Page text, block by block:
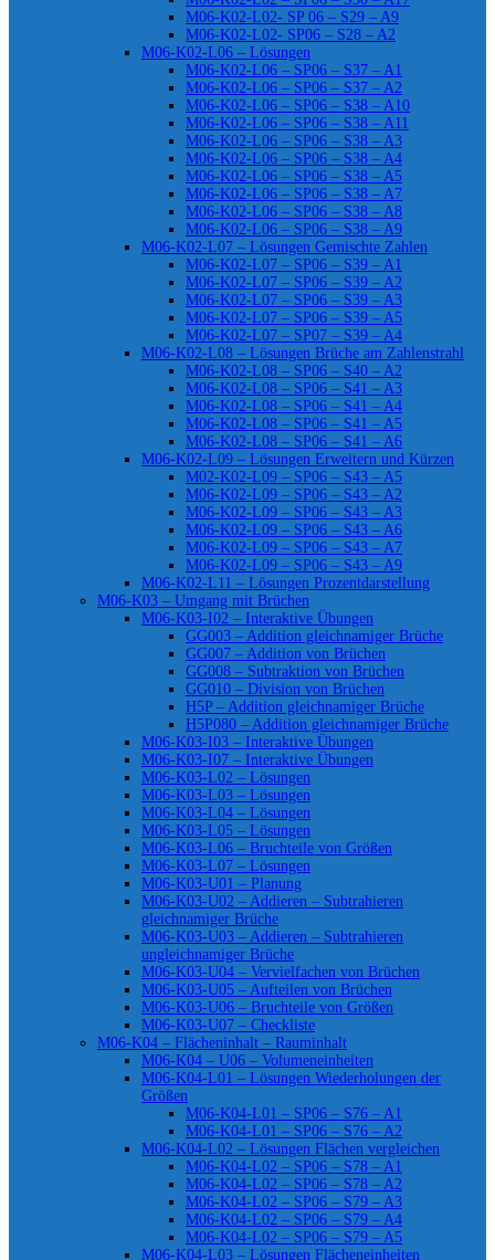
M06-K02-L02- SP 06 – S29 – A9
M06-K02-L02- SP06 – S28 – A2
M06-K02-L06 – Lösungen
M06-K02-L06 – SP06 – S37 – A1
M06-K02-L06 – SP06 – S37 – A2
M06-K02-L06 – SP06 – S38 – A10
M06-K02-L06 – SP06 – S38 – A11
M06-K02-L06 – SP06 – S38 – A3
M06-K02-L06 – SP06 – S38 – A4
M06-K02-L06 – SP06 – S38 – A5
M06-K02-L06 – SP06 – S38 – A7
M06-K02-L06 – SP06 – S38 – A8
M06-K02-L06 – SP06 – S38 – A9
M06-K02-L07 – Lösungen Gemischte Zahlen
M06-K02-L07 – SP06 – S39 – A1
M06-K02-L07 – SP06 – S39 – A2
M06-K02-L07 – SP06 – S39 – A3
M06-K02-L07 – SP06 – S39 – A5
M06-K02-L07 – SP07 – S39 – A4
M06-K02-L08 – Lösungen Brüche am Zahlenstrahl
M06-K02-L08 – SP06 – S40 – A2
M06-K02-L08 – SP06 – S41 – A3
M06-K02-L08 – SP06 – S41 – A4
M06-K02-L08 – SP06 – S41 – A5
M06-K02-L08 – SP06 – S41 – A6
M06-K02-L09 – Lösungen Erweitern und Kürzen
M02-K02-L09 – SP06 – S43 – A5
M06-K02-L09 – SP06 – S43 – A2
M06-K02-L09 – SP06 – S43 – A3
M06-K02-L09 – SP06 – S43 – A6
M06-K02-L09 – SP06 – S43 – A7
M06-K02-L09 – SP06 – S43 – A9
M06-K02-L11 – Lösungen Prozentdarstellung
M06-K03 – Umgang mit Brüchen
M06-K03-I02 – Interaktive Übungen
GG003 – Addition gleichnamiger Brüche
GG007 – Addition von Brüchen
GG008 – Subtraktion von Brüchen
GG010 – Division von Brüchen
H5P – Addition gleichnamiger Brüche
H5P080 – Addition gleichnamiger Brüche
M06-K03-I03 – Interaktive Übungen
M06-K03-I07 – Interaktive Übungen
M06-K03-L02 – Lösungen
M06-K03-L03 – Lösungen
M06-K03-L04 – Lösungen
M06-K03-L05 – Lösungen
M06-K03-L06 – Bruchteile von Größen
M06-K03-L07 – Lösungen
M06-K03-U01 – Planung
M06-K03-U02 – Addieren – Subtrahieren
gleichnamiger Brüche
M06-K03-U03 – Addieren – Subtrahieren
ungleichnamiger Brüche
M06-K03-U04 – Vervielfachen von Brüchen
M06-K03-U05 – Aufteilen von Brüchen
M06-K03-U06 – Bruchteile von Größen
M06-K03-U07 – Checkliste
M06-K04 – Flächeninhalt – Rauminhalt
M06-K04 – U06 – Volumeneinheiten
M06-K04-L01 – Lösungen Wiederholungen der
Größen
M06-K04-L01 – SP06 – S76 – A1
M06-K04-L01 – SP06 – S76 – A2
M06-K04-L02 – Lösungen Flächen vergleichen
M06-K04-L02 – SP06 – S78 – A1
M06-K04-L02 – SP06 – S78 – A2
M06-K04-L02 – SP06 – S79 – A3
M06-K04-L02 – SP06 – S79 – A4
M06-K04-L02 – SP06 – S79 – A5
M06-K04-L03 – Lösungen Flächeneinheiten